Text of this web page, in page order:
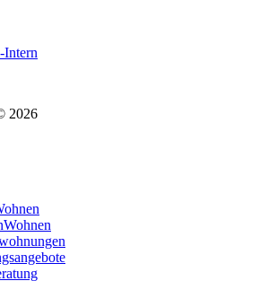
2026